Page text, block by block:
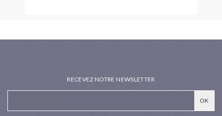
RECEVEZ NOTRE NEWSLETTER